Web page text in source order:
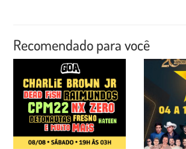
Recomendado para você